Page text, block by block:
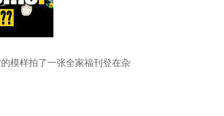
模样拍了一张全家福刊登在杂